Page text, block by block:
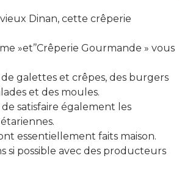
Dinan, cette crêperie
»et’’Crêperie Gourmande » vous
galettes et crêpes, des burgers
et des moules.
de satisfaire également les
essentiellement faits maison.
si possible avec des producteurs